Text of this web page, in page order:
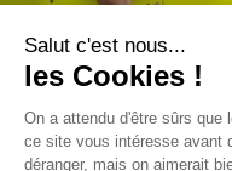
dimanche :10h à 18h
INFORMATIONS
Salle d'escalade